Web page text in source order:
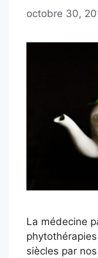
octobre 30,
La médecine
siècles par